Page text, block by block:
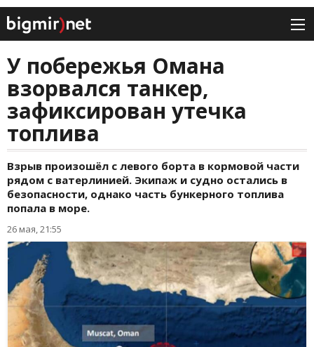
У побережья Омана
взорвался танкер,
зафиксирован утечка
топлива
Взрыв произошёл с левого борта в кормовой части
рядом с ватерлинией. Экипаж и судно остались в
безопасности, однако часть бункерного топлива
попала в море.
26 мая, 21:55